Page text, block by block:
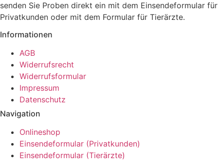
senden Sie Proben direkt ein mit dem Einsendeformular für
Privatkunden oder mit dem Formular für Tierärzte.
Informationen
AGB
Widerrufsrecht
Widerrufsformular
Impressum
Datenschutz
Navigation
Onlineshop
Einsendeformular (Privatkunden)
Einsendeformular (Tierärzte)